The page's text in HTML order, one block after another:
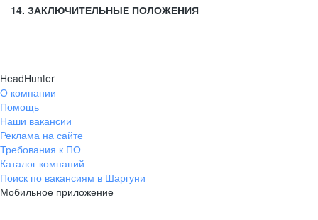
14. ЗАКЛЮЧИТЕЛЬНЫЕ ПОЛОЖЕНИЯ
HeadHunter
О компании
Помощь
Наши вакансии
Реклама на сайте
Требования к ПО
Каталог компаний
Поиск по вакансиям в Шаргуни
Мобильное приложение